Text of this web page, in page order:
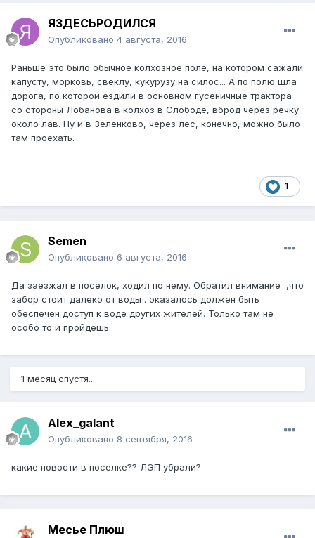
ЯЗДЕСЬРОДИЛСЯ
Опубликовано 4 августа, 2016
Раньше это было обычное колхозное поле, на котором сажали
капусту, морковь, свеклу, кукурузу на силос... А по полю шла
дорога, по которой ездили в основном гусеничные трактора
со стороны Лобанова в колхоз в Слободе, вброд через речку
около лав. Ну и в Зеленково, через лес, конечно, можно было
там проехать.
1
Semen
Опубликовано 6 августа, 2016
Да заезжал в поселок, ходил по нему. Обратил внимание ,что
забор стоит далеко от воды . оказалось должен быть
обеспечен доступ к воде других жителей. Только там не
особо то и пройдешь.
1 месяц спустя...
Alex_galant
Опубликовано 8 сентября, 2016
какие новости в поселке?? ЛЭП убрали?
Месье Плюш